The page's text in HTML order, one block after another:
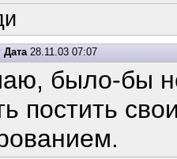
Дата28.11.03 07:07
было-бы
постить